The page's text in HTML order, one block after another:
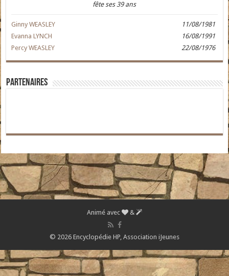
fête ses 39 ans
Ginny WEASLEY
11/08/1981
Evanna LYNCH
16/08/1991
Percy WEASLEY
22/08/1976
Partenaires
Animé avec &
© 2026 Encyclopédie HP, Association iJeunes